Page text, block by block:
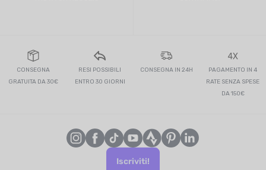
CONSEGNA
GRATUITA DA 30€
RESI POSSIBILI
ENTRO 30 GIORNI
CONSEGNA IN 24H
4X
PAGAMENTO IN 4
RATE SENZA SPESE
DA 150€
Iscriviti!